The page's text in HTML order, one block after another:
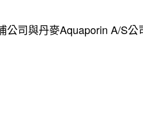
司與丹麥Aquaporin A/S